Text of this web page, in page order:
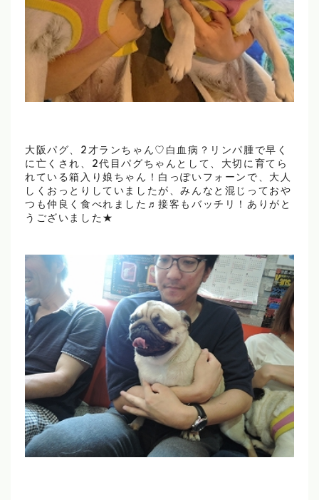
大阪パグ、2才ランちゃん♡白血病？リンパ腫で早く
に亡くされ、2代目パグちゃんとして、大切に育てら
れている箱入り娘ちゃん！白っぽいフォーンで、大人
しくおっとりしていましたが、みんなと混じっておや
つも仲良く食べれました♬接客もバッチリ！ありがと
うございました★